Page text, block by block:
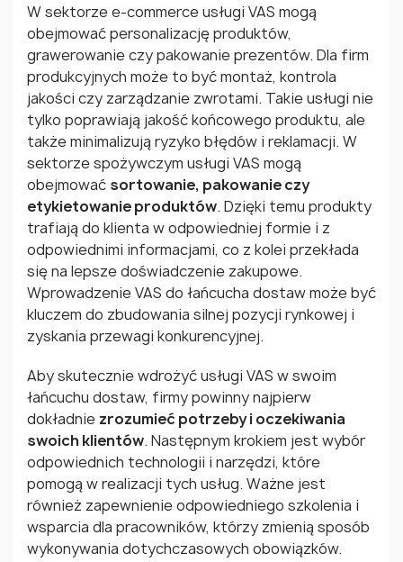
W sektorze e-commerce usługi VAS mogą
obejmować personalizację produktów,
grawerowanie czy pakowanie prezentów. Dla firm
produkcyjnych może to być montaż, kontrola
jakości czy zarządzanie zwrotami. Takie usługi nie
tylko poprawiają jakość końcowego produktu, ale
także minimalizują ryzyko błędów i reklamacji. W
sektorze spożywczym usługi VAS mogą
obejmować sortowanie, pakowanie czy
etykietowanie produktów. Dzięki temu produkty
trafiają do klienta w odpowiedniej formie i z
odpowiednimi informacjami, co z kolei przekłada
się na lepsze doświadczenie zakupowe.
Wprowadzenie VAS do łańcucha dostaw może być
kluczem do zbudowania silnej pozycji rynkowej i
zyskania przewagi konkurencyjnej.
Aby skutecznie wdrożyć usługi VAS w swoim
łańcuchu dostaw, firmy powinny najpierw
dokładnie zrozumieć potrzeby i oczekiwania
swoich klientów. Następnym krokiem jest wybór
odpowiednich technologii i narzędzi, które
pomogą w realizacji tych usług. Ważne jest
również zapewnienie odpowiedniego szkolenia i
wsparcia dla pracowników, którzy zmienią sposób
wykonywania dotychczasowych obowiązków.